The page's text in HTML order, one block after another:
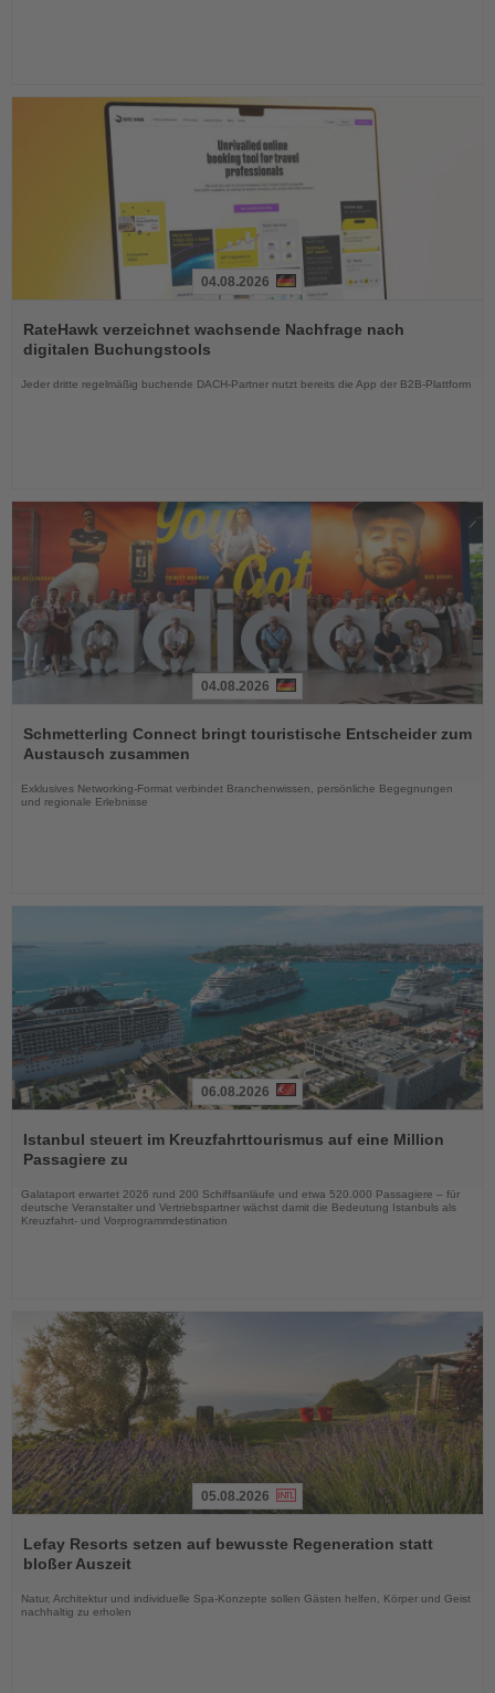
Sie
die
Nachrichten
04.08.2026
RateHawk verzeichnet wachsende Nachfrage nach
digitalen Buchungstools
Jeder dritte regelmäßig buchende DACH-Partner nutzt bereits die App der B2B-Plattform
Sie
die
04.08.2026
Schmetterling Connect bringt touristische Entscheider zum
Austausch zusammen
Exklusives Networking-Format verbindet Branchenwissen, persönliche Begegnungen
und regionale Erlebnisse
Sie
die
Nachrichten
06.08.2026
Istanbul steuert im Kreuzfahrttourismus auf eine Million
Passagiere zu
Galataport erwartet 2026 rund 200 Schiffsanläufe und etwa 520.000 Passagiere – für
deutsche Veranstalter und Vertriebspartner wächst damit die Bedeutung Istanbuls als
Kreuzfahrt- und Vorprogrammdestination
Sie
die
05.08.2026
Lefay Resorts setzen auf bewusste Regeneration statt
bloßer Auszeit
Natur, Architektur und individuelle Spa-Konzepte sollen Gästen helfen, Körper und Geist
nachhaltig zu erholen